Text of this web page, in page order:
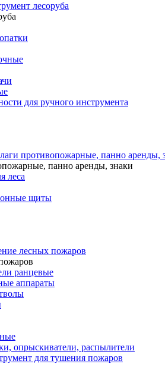
лесоруба
для ручного инструмента
противопожарные, панно аренды,
панно аренды, знаки
леса
щиты
лесных пожаров
ранцевые
аппараты
опрыскиватели, распылители
для тушения пожаров